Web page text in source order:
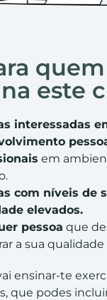
este
interessadas
em
com níveis de
elevados.
pessoa que
a sua qualidade
ensinar-te
que podes